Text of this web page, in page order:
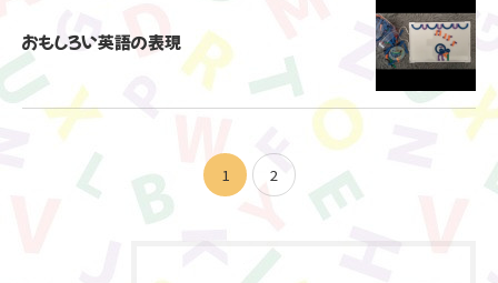
おもしろい英語の表現
1 2
お申し込みはこちらから